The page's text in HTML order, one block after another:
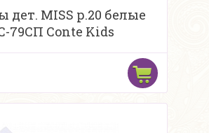
дет. MISS р.20 белые
79СП Conte Kids